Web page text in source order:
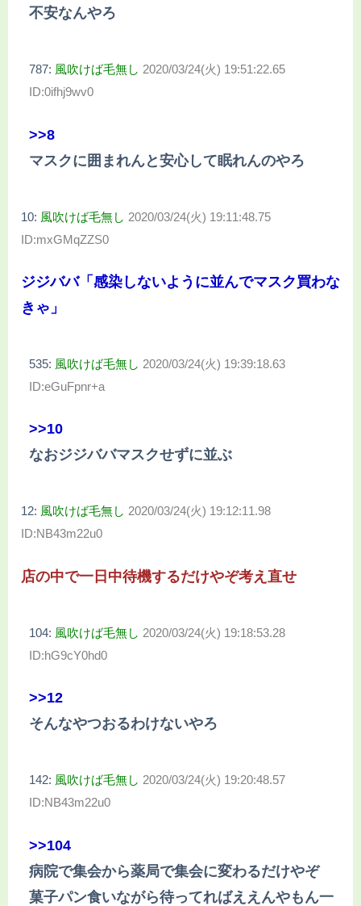
不安なんやろ
787: 風吹けば毛無し 2020/03/24(火) 19:51:22.65
ID:0ifhj9wv0
>>8
マスクに囲まれんと安心して眠れんのやろ
10: 風吹けば毛無し 2020/03/24(火) 19:11:48.75
ID:mxGMqZZS0
ジジババ「感染しないように並んでマスク買わな
きゃ」
535: 風吹けば毛無し 2020/03/24(火) 19:39:18.63
ID:eGuFpnr+a
>>10
なおジジババマスクせずに並ぶ
12: 風吹けば毛無し 2020/03/24(火) 19:12:11.98
ID:NB43m22u0
店の中で一日中待機するだけやぞ考え直せ
104: 風吹けば毛無し 2020/03/24(火) 19:18:53.28
ID:hG9cY0hd0
>>12
そんなやつおるわけないやろ
142: 風吹けば毛無し 2020/03/24(火) 19:20:48.57
ID:NB43m22u0
>>104
病院で集会から薬局で集会に変わるだけやぞ
菓子パン食いながら待ってればええんやもん一